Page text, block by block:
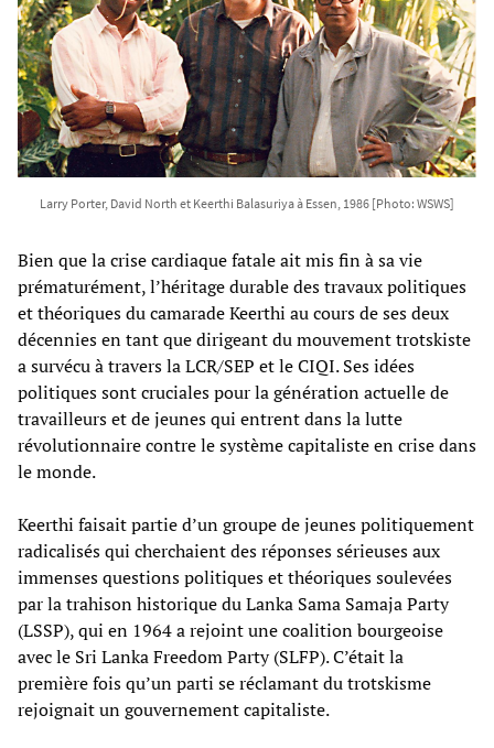
Larry Porter, David North et Keerthi Balasuriya à Essen, 1986 [Photo: WSWS]
Bien que la crise cardiaque fatale ait mis fin à sa vie
prématurément, l’héritage durable des travaux politiques
et théoriques du camarade Keerthi au cours de ses deux
décennies en tant que dirigeant du mouvement trotskiste
a survécu à travers la LCR/SEP et le CIQI. Ses idées
politiques sont cruciales pour la génération actuelle de
travailleurs et de jeunes qui entrent dans la lutte
révolutionnaire contre le système capitaliste en crise dans
le monde.
Keerthi faisait partie d’un groupe de jeunes politiquement
radicalisés qui cherchaient des réponses sérieuses aux
immenses questions politiques et théoriques soulevées
par la trahison historique du Lanka Sama Samaja Party
(LSSP), qui en 1964 a rejoint une coalition bourgeoise
avec le Sri Lanka Freedom Party (SLFP). C’était la
première fois qu’un parti se réclamant du trotskisme
rejoignait un gouvernement capitaliste.